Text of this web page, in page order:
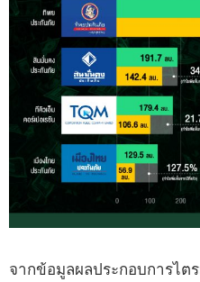
จากข้อมูลผลประกอบการไต